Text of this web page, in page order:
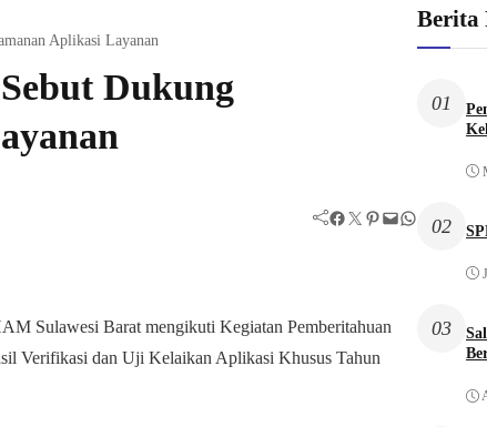
Aplikasi Layanan
Dukung
Facebook Twitter Pinterest Mail WhatsApp
Sulawesi Barat mengikuti Kegiatan Pemberitahuan
Verifikasi dan Uji Kelaikan Aplikasi Khusus Tahun
Berita
01
02
03